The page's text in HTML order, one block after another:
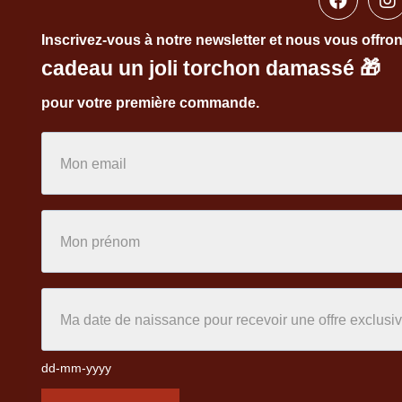
Inscrivez-vous à notre newsletter et nous vous
cadeau un joli torchon damassé 🎁
pour votre première commande.
dd-mm-yyyy